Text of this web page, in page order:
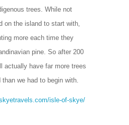
trees. While not
on the island to start with,
more each time they
pine. So after 200
actually have far more trees
than we had to begin with.
isle-of-skye/